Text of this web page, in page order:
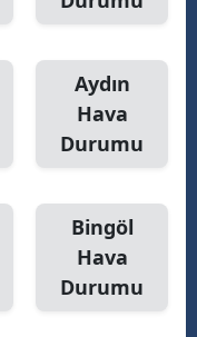
Aydın
Hava
Durumu
Bingöl
Hava
Durumu